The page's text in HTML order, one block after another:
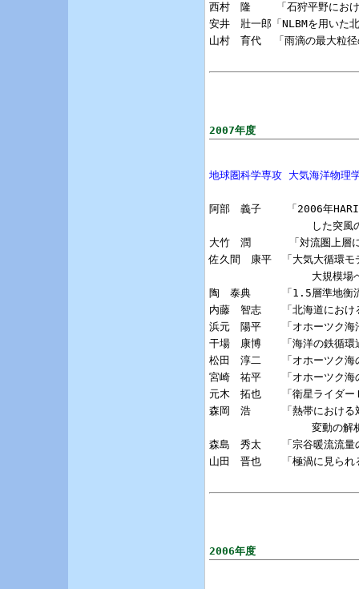
西村　隆    「石狩平野におけ
安井　壯一郎「NLBMを用いた
山村　育代  「雨滴の最大粒
2007年度
地球圏科学専攻 大気海洋物理
阿部　義子    「2006年
した突風
大竹　潤      「対流圏上層に
佐久間　康平　「大気大循環
大規模場
陶　泰典　　　「1.5層準地衡
内藤　智志　　「北海道にお
浜元　陽平　　「オホーツク
干場　康博　　「海洋の鉄循
松田　淳二　　「オホーツク海
宮崎　祐平　　「オホーツク
元木　拓也　　「衛星ライダ
森岡　浩　　　「熱帯におけ
変動の解
森島　秀太　　「宗谷暖流流量
山田　晋也　　「極渦に見ら
2006年度